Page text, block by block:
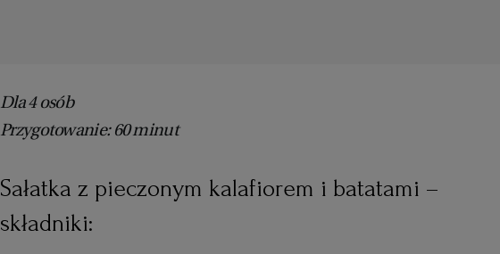
Dla 4 osób
Przygotowanie: 60 minut
Sałatka z pieczonym kalafiorem i batatami –
składniki: